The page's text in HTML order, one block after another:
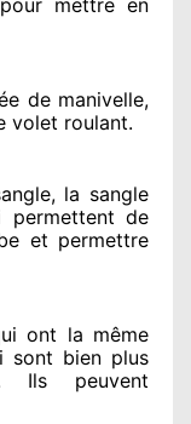
de manivelle,
volet roulant.
la sangle
permettent de
et permettre
ont la même
sont bien plus
Ils peuvent